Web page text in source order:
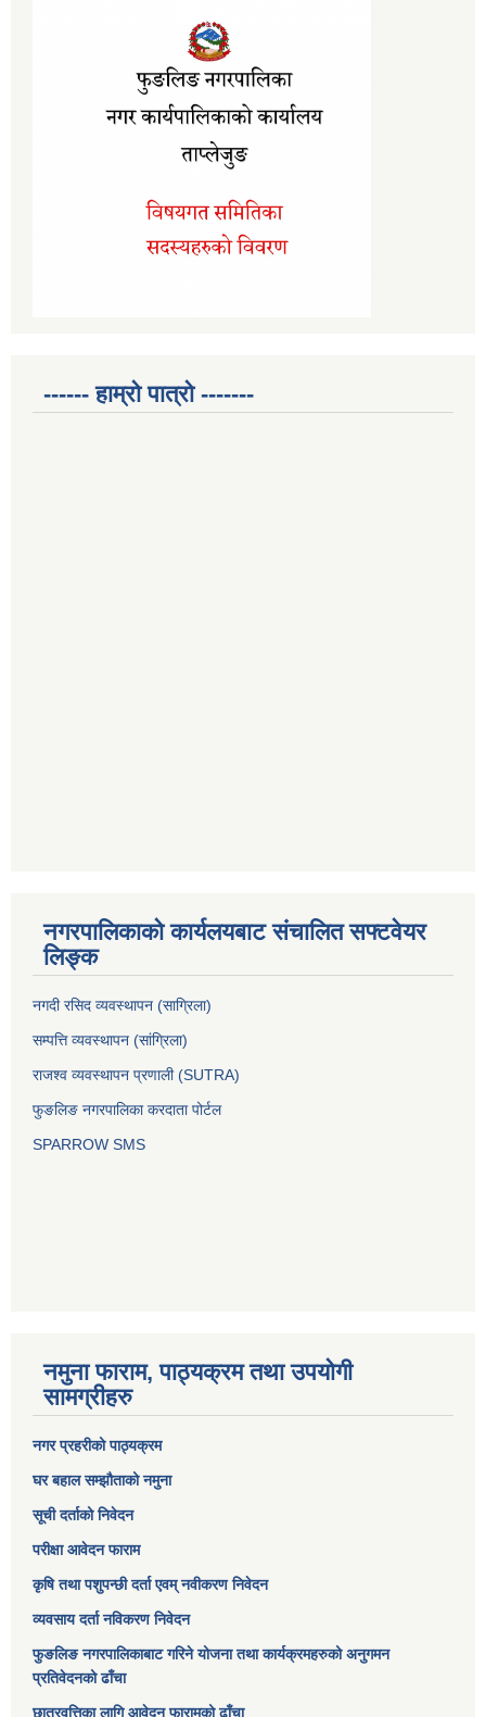
------ हाम्रो पात्रो -------
नगरपालिकाको कार्यलयबाट संचालित सफ्टवेयर
लिङ्क
नगदी रसिद व्यवस्थापन (साग्रिला)
सम्पत्ति व्यवस्थापन (सांग्रिला)
राजश्व व्यवस्थापन प्रणाली (SUTRA)
फुङलिङ नगरपालिका करदाता पोर्टल
SPARROW SMS
नमुना फाराम, पाठ्यक्रम तथा उपयोगी
सामग्रीहरु
नगर प्रहरीको पाठ्यक्रम
घर बहाल सम्झौताको नमुना
सूची दर्ताको निवेदन
परीक्षा आवेदन फाराम
कृषि तथा पशुपन्छी दर्ता एवम् नवीकरण निवेदन
व्यवसाय दर्ता नविकरण निवेदन
फुङलिङ नगरपालिकाबाट गरिने योजना तथा कार्यक्रमहरुको अनुगमन
प्रतिवेदनको ढाँचा
छात्रवृत्तिका लागि आवेदन फारामको ढाँचा